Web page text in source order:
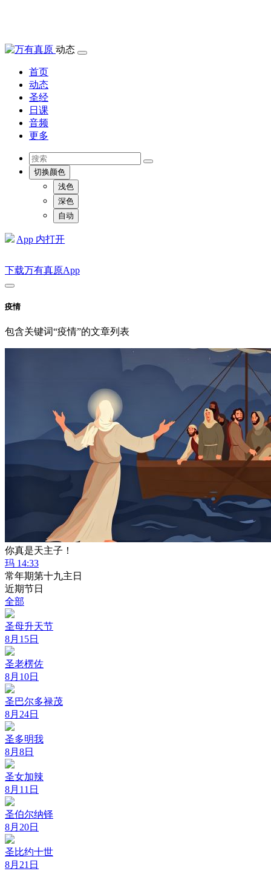
动态
首页
动态
圣经
日课
音频
更多
切换颜色
浅色
深色
自动
App 内打开
下载万有真原App
疫情
包含关键词“疫情”的文章列表
你真是天主子！
玛 14:33
常年期第十九主日
近期节日
全部
圣母升天节
8月15日
圣老楞佐
8月10日
圣巴尔多禄茂
8月24日
圣多明我
8月8日
圣女加辣
8月11日
圣伯尔纳铎
8月20日
圣比约十世
8月21日